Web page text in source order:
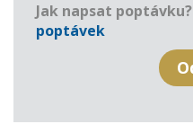
Jak napsat poptávku?
poptávek